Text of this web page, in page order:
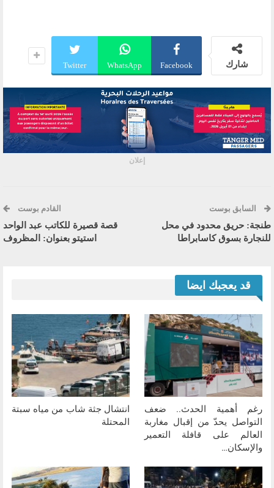
شارك Facebook
WhatsApp
Twitter
إعلان
السابق بوست
طنجة: حريق محدود في محل
للنجارة بسوق كاسابراطا
القادم بوست
قصة قصيرة للكاتب عبد الواحد
استيتو بعنوان: المظروف
قد يعجبك ايضا
رغم أهمية الحدث.. ضعف
التواصل يحدّ من إقبال مغاربة
العالم على قافلة التعمير
والإسكان…
انتشال جثة شاب من مياه سبتة
المحتلة